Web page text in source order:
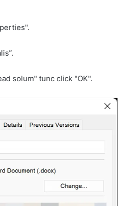
solum" tunc click "OK".